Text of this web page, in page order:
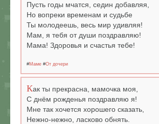
Пусть годы мчатся, седин добавляя,
Но вопреки временам и судьбе
Ты молодеешь, весь мир удивляя!
Мам, я тебя от души поздравляю!
Мама! Здоровья и счастья тебе!
#Маме #От дочери
Как ты прекрасна, мамочка моя,
С днём рожденья поздравляю я!
Мне так хочется хорошего сказать,
Нежно-нежно, ласково обнять.